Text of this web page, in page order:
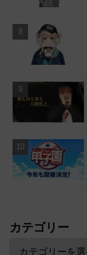
カテゴリー